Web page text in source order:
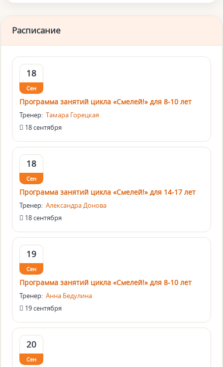
Расписание
18
Сен
Программа занятий цикла «Смелей!» для 8-10 лет
Тренер: Тамара Горецкая
18 сентября
18
Сен
Программа занятий цикла «Смелей!» для 14-17 лет
Тренер: Александра Донова
18 сентября
19
Сен
Программа занятий цикла «Смелей!» для 8-10 лет
Тренер: Анна Бедулина
19 сентября
20
Сен